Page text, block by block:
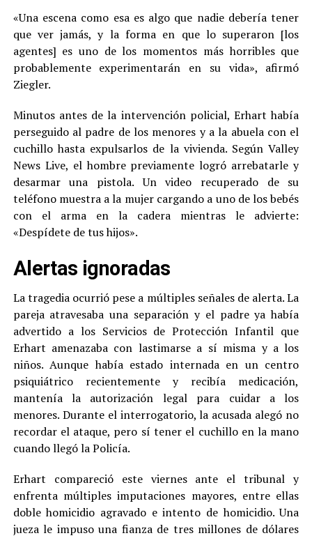
«Una escena como esa es algo que nadie debería tener
que ver jamás, y la forma en que lo superaron [los
agentes] es uno de los momentos más horribles que
probablemente experimentarán en su vida», afirmó
Ziegler.
Minutos antes de la intervención policial, Erhart había
perseguido al padre de los menores y a la abuela con el
cuchillo hasta expulsarlos de la vivienda. Según Valley
News Live, el hombre previamente logró arrebatarle y
desarmar una pistola. Un video recuperado de su
teléfono muestra a la mujer cargando a uno de los bebés
con el arma en la cadera mientras le advierte:
«Despídete de tus hijos».
Alertas ignoradas
La tragedia ocurrió pese a múltiples señales de alerta. La
pareja atravesaba una separación y el padre ya había
advertido a los Servicios de Protección Infantil que
Erhart amenazaba con lastimarse a sí misma y a los
niños. Aunque había estado internada en un centro
psiquiátrico recientemente y recibía medicación,
mantenía la autorización legal para cuidar a los
menores. Durante el interrogatorio, la acusada alegó no
recordar el ataque, pero sí tener el cuchillo en la mano
cuando llegó la Policía.
Erhart compareció este viernes ante el tribunal y
enfrenta múltiples imputaciones mayores, entre ellas
doble homicidio agravado e intento de homicidio. Una
jueza le impuso una fianza de tres millones de dólares